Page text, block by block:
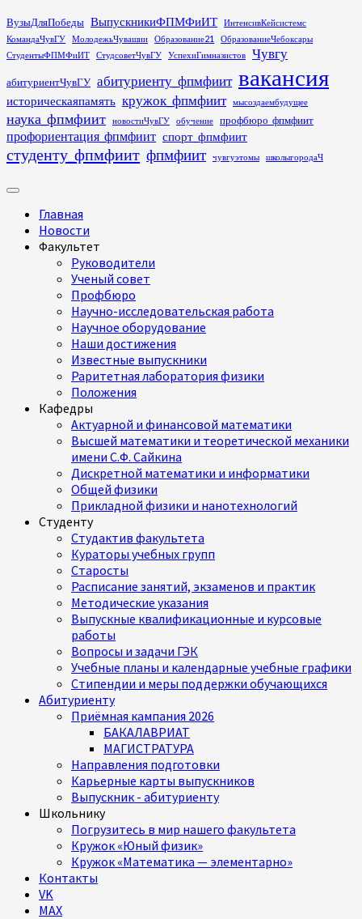
Перейти
к
содержимому
ВузыДляПобеды ВыпускникиФПМФиИТ
ИнтенсивКейсистемс
КомандаЧувГУ
МолодежьЧувашии Образование21
ОбразованиеЧебоксары
СтудентыФПМФиИТ
СтудсоветЧувГУ УспехиГимназистов Чувгу
абитуриентЧувГУ абитуриенту_фпмфиит вакансия
историческаяпамять кружок_фпмфиит мысоздаембудущее
наука_фпмфиит новостиЧувГУ обучение профбюро_фпмфиит
профориентация_фпмфиит спорт_фпмфиит
студенту_фпмфиит фпмфиит чувгуэтомы школыгородаЧ
Основное
Главная
Новости
Факультет
Руководители
Ученый совет
Профбюро
Научно-исследовательская работа
Научное оборудование
Наши достижения
Известные выпускники
Раритетная лаборатория физики
Положения
Кафедры
Актуарной и финансовой математики
Высшей математики и теоретической механики
имени С.Ф. Сайкина
Дискретной математики и информатики
Общей физики
Прикладной физики и нанотехнологий
Студенту
Студактив факультета
Кураторы учебных групп
Старосты
Расписание занятий, экзаменов и практик
Методические указания
Выпускные квалификационные и курсовые
работы
Вопросы и задачи ГЭК
Учебные планы и календарные учебные графики
Стипендии и меры поддержки обучающихся
Абитуриенту
Приёмная кампания 2026
БАКАЛАВРИАТ
МАГИСТРАТУРА
Направления подготовки
Карьерные карты выпускников
Выпускник - абитуриенту
Школьнику
Погрузитесь в мир нашего факультета
Кружок «Юный физик»
Кружок «Математика — элементарно»
Контакты
VK
MAX